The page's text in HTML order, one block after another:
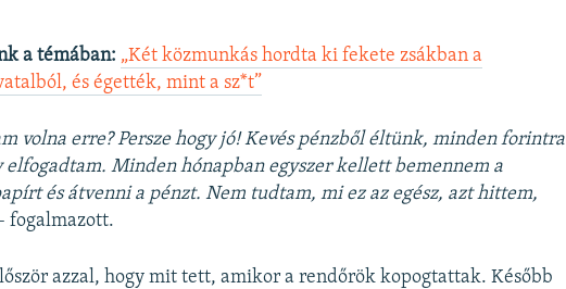
a témában: „Két közmunkás hordta ki fekete zsákban a
és égették, mint a sz*t”
volna erre? Persze hogy jó! Kevés pénzből éltünk, minden forintra
elfogadtam. Minden hónapban egyszer kellett bemennem a
és átvenni a pénzt. Nem tudtam, mi ez az egész, azt hittem,
fogalmazott.
azzal, hogy mit tett, amikor a rendőrök kopogtattak. Később